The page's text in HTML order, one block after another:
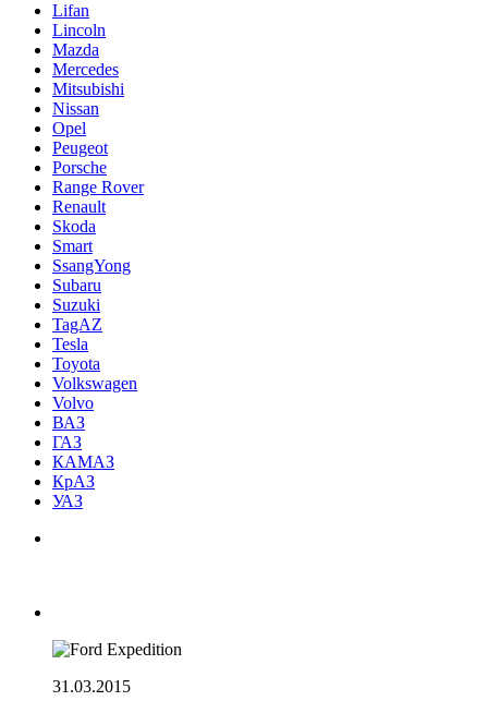
Lifan
Lincoln
Mazda
Mercedes
Mitsubishi
Nissan
Opel
Peugeot
Porsche
Range Rover
Renault
Skoda
Smart
SsangYong
Subaru
Suzuki
TagAZ
Tesla
Toyota
Volkswagen
Volvo
ВАЗ
ГАЗ
КАМАЗ
КрАЗ
УАЗ
31.03.2015